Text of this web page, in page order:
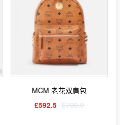
MCM 老花双肩包
£592.5 £790.0